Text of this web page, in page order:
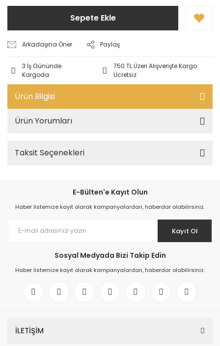
Sepete Ekle
Arkadaşına Öner Paylaş
3 İş Gününde
Kargoda
750 TL Üzeri Alışverişte Kargo
Ücretsiz
Ürün Bilgisi
Ürün Yorumları
Taksit Seçenekleri
E-Bülten'e Kayıt Olun
Haber listemize kayıt olarak kampanyalardan, haberdar olabilirsiniz.
Kayıt Ol
Sosyal Medyada Bizi Takip Edin
Haber listemize kayıt olarak kampanyalardan, haberdar olabilirsiniz.
İLETİŞİM